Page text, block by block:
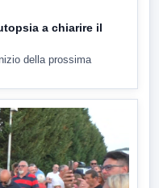
a chiarire il
della prossima